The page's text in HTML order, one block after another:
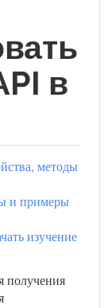
в
методы
и примеры
изучение
получения